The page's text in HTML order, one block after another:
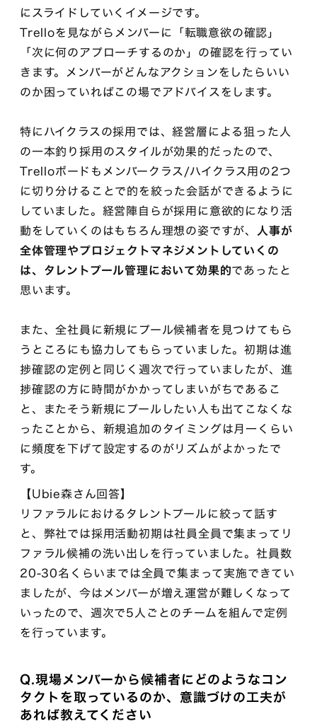
にスライドしていくイメージです。
Trelloを見ながらメンバーに「転職意欲の確認」
「次に何のアプローチするのか」の確認を行ってい
きます。メンバーがどんなアクションをしたらいい
のか困っていればこの場でアドバイスをします。
特にハイクラスの採用では、経営層による狙った人
の一本釣り採用のスタイルが効果的だったので、
Trelloボードもメンバークラス/ハイクラス用の2つ
に切り分けることで的を絞った会話ができるように
していました。経営陣自らが採用に意欲的になり活
動をしていくのはもちろん理想の姿ですが、 人事が
全体管理やプロジェクトマネジメントしていくの
は、タレントプール管理において効果的であったと
思います。
また、全社員に新規にプール候補者を見つけてもら
うところにも協力してもらっていました。初期は進
捗確認の定例と同じく週次で行っていましたが、進
捗確認の方に時間がかかってしまいがちであるこ
と、またそう新規にプールしたい人も出てこなくな
ったことから、新規追加のタイミングは月一くらい
に頻度を下げて設定するのがリズムがよかったで
す。
【Ubie森さん回答】
リファラルにおけるタレントプールに絞って話す
と、弊社では採用活動初期は社員全員で集まってリ
ファラル候補の洗い出しを行っていました。社員数
20-30名くらいまでは全員で集まって実施できてい
ましたが、今はメンバーが増え運営が難しくなって
いったので、週次で5人ごとのチームを組んで定例
を行っています。
Q.現場メンバーから候補者にどのようなコン
タクトを取っているのか、意識づけの工夫が
あれば教えてください